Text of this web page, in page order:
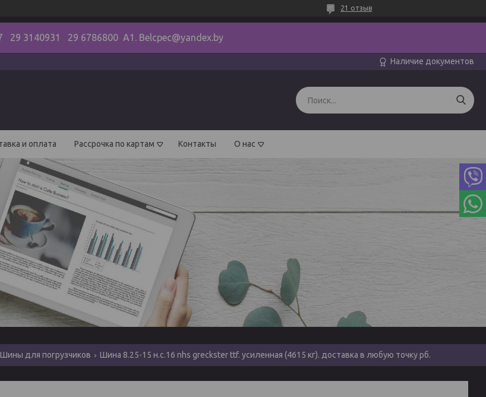
21 отзыв
29 3140931 29 6786800 А1. Belcpec@yandex.by
Наличие документов
и оплата Рассрочка по картам Контакты О нас
Шины для погрузчиков Шина 8.25-15 н.с.16 nhs greckster ttf. усиленная (4615 кг). доставка в любую точку рб.